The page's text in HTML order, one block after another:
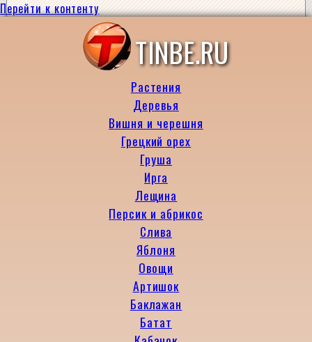
Перейти к контенту
TINBE.RU
Растения
Деревья
Вишня и черешня
Грецкий орех
Груша
Ирга
Лещина
Персик и абрикос
Слива
Яблоня
Овощи
Артишок
Баклажан
Батат